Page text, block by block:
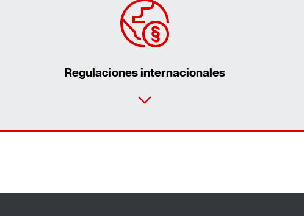
Regulaciones internacionales
Con un solo clic, comience directamente